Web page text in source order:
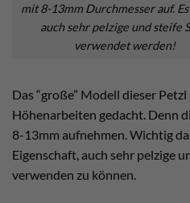
mit 8-13mm Durchmesser auf.
auch sehr pelzige und steife
verwendet werden!
Das “große” Modell dieser
Höhenarbeiten gedacht. Denn
8-13mm aufnehmen. Wichtig
Eigenschaft, auch sehr pelzige
verwenden zu können.